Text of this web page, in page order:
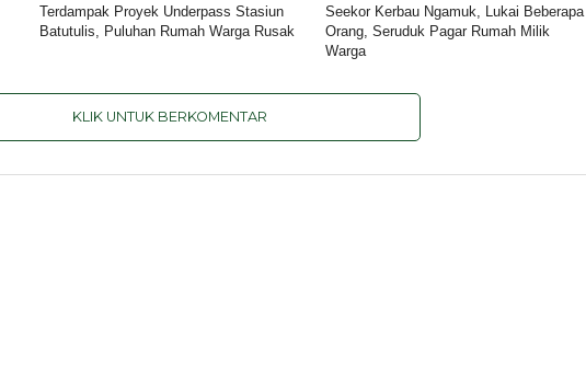
Terdampak Proyek Underpass Stasiun
Batutulis, Puluhan Rumah Warga Rusak
Seekor Kerbau Ngamuk, Lukai Beberapa
Orang, Seruduk Pagar Rumah Milik
Warga
KLIK UNTUK BERKOMENTAR